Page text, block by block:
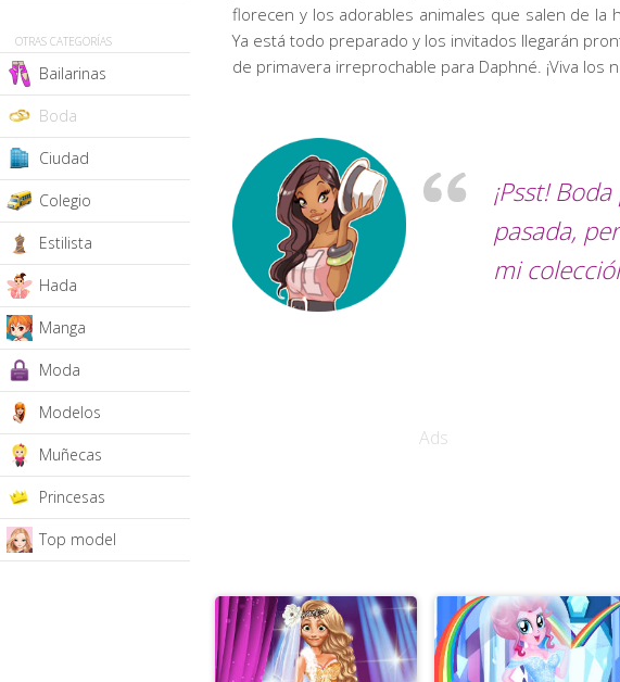
OTRAS CATEGORÍAS
Bailarinas
Boda
Ciudad
Colegio
Estilista
Hada
Manga
Moda
Modelos
Muñecas
Princesas
Top model
florecen y los adorables animales que salen de la
Ya está todo preparado y los invitados llegarán
de primavera irreprochable para Daphné. ¡Viva los
¡Psst!
pasada,
mi
Ads